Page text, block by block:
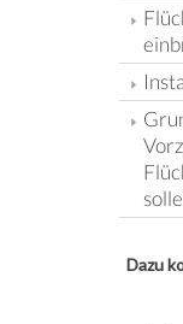
Dazu